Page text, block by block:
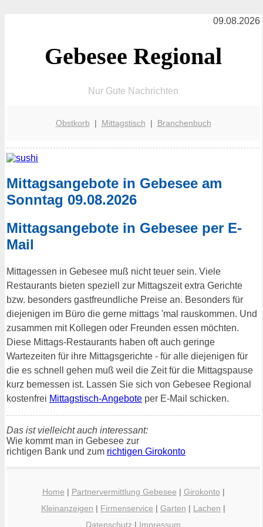
09.08.2026
Gebesee Regional
Nur Gute Nachrichten
Obstkorb | Mittagstisch | Branchenbuch
Mittagsangebote in Gebesee am
Sonntag 09.08.2026
Mittagsangebote in Gebesee per E-
Mail
Mittagessen in Gebesee muß nicht teuer sein. Viele
Restaurants bieten speziell zur Mittagszeit extra Gerichte
bzw. besonders gastfreundliche Preise an. Besonders für
diejenigen im Büro die gerne mittags 'mal rauskommen. Und
zusammen mit Kollegen oder Freunden essen möchten.
Diese Mittags-Restaurants haben oft auch geringe
Wartezeiten für ihre Mittagsgerichte - für alle diejenigen für
die es schnell gehen muß weil die Zeit für die Mittagspause
kurz bemessen ist. Lassen Sie sich von Gebesee Regional
kostenfrei Mittagstisch-Angebote per E-Mail schicken.
Das ist vielleicht auch interessant:
Wie kommt man in Gebesee zur
richtigen Bank und zum richtigen Girokonto
Home | Partnervermittlung Gebesee | Girokonto |
Kleinanzeigen | Firmenservice | Garten | Lachen |
Datenschutz | Impressum